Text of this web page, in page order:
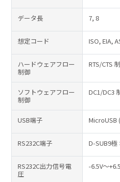
データ長 7, 8
想定コード ISO, EIA,
ハードウェアフロー
制御
RTS/CTS
ソフトウェアフロー
制御
DC1/DC3
USB端子 MicroUSB
RS232C端子 D-SUB9極
RS232C出力信号電
圧
-6.5V〜